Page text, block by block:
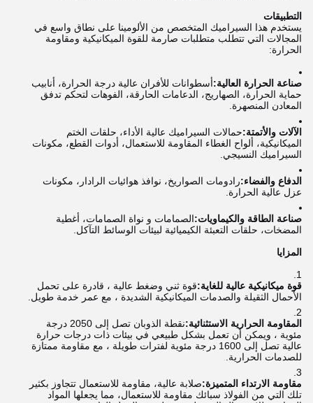
التطبيقات
يستخدم هذا السيراميك المتخصص من الألومينا على نطاق واسع في
المجالات التي تتطلب متطلبات صارمة للقوة الميكانيكية ومقاومة
الحرارة:
صناعة الحرارة العالية:أسطوانات للأفران عالية درجة الحرارة، أنابيب
حماية الحرارة، الصهاريج، الدعامات الحارقة، الفوهات لتحكم تدفق
المعادن المنصهرة.
الآلات والأتمتة:حمالات السيراميك عالية الأداء، حلقات الختم
الميكانيكية، ألواح الغطاء المقاومة للاستعمال، أدوات القطع، مكونات
السيراميك النسيجي.
الدفاع والفضاء:رادومات الصواريخ، نوافذ هوائيات الرادار، مكونات
عزل عالية الحرارة.
صناعة الطاقة والكيماويات:الصمامات و نواة الصمامات، أغطية
المضخات، حلقات التعبئة الكيميائية لبيئات الوسائط التآكل.
المزايا
قوة ميكانيكية عالية للغاية:قوة ثني وضغط عالية ، قادرة على تحمل
الأحمال الثقيلة والصدمات الميكانيكية الشديدة ، مع عمر خدمة طويل.
المقاومة الحرارية الاستثنائية:
نقطة الذوبان تصل إلى 2050 درجة
مئوية ، ويمكن أن تعمل بشكل طبيعي في بيئات ذات درجات حرارة
عالية تصل إلى 1600 درجة مئوية لفترات طويلة ، مع مقاومة ممتازة
للصدمات الحرارية.
مقاومة الارتداء المتميزة:صلابة عالية، مقاومة للاستعمال تتجاوز بكثير
تلك التي من الفولاذ سبائك مقاومة للاستعمال، مما يجعلها المواد